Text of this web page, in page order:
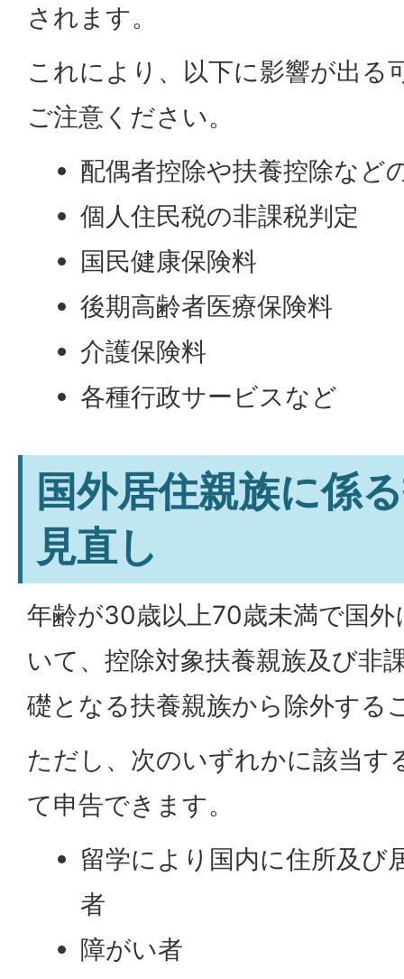
されます。
これにより、以下に影響が出る
ご注意ください。
配偶者控除や扶養控除など
個人住民税の非課税判定
国民健康保険料
後期高齢者医療保険料
介護保険料
各種行政サービスなど
国外居住親族に係
見直し
年齢が30歳以上70歳未満で国
いて、控除対象扶養親族及び非
礎となる扶養親族から除外する
ただし、次のいずれかに該当す
て申告できます。
留学により国内に住所及び
者
障がい者